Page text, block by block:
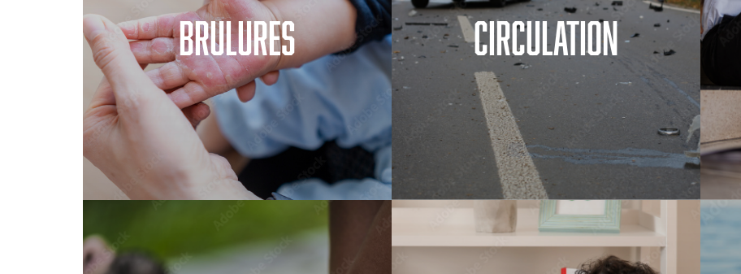
Brulures Circulation